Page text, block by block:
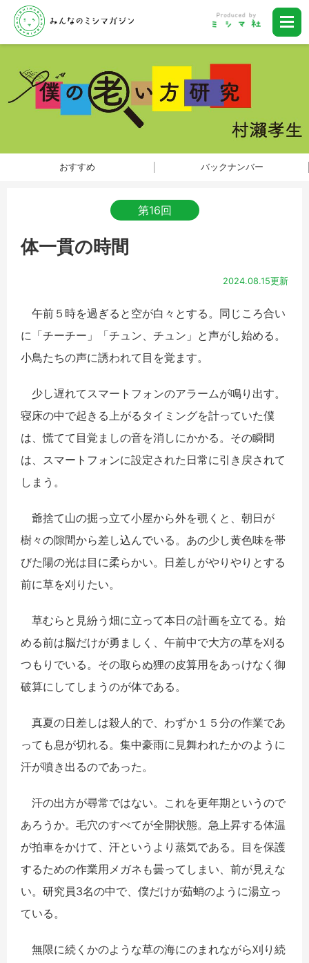
おすすめ バックナンバー
第16回
体一貫の時間
2024.08.15更新
午前５時を過ぎると空が白々とする。同じころ合い
に「チーチー」「チュン、チュン」と声がし始める。
小鳥たちの声に誘われて目を覚ます。
少し遅れてスマートフォンのアラームが鳴り出す。
寝床の中で起きる上がるタイミングを計っていた僕
は、慌てて目覚ましの音を消しにかかる。その瞬間
は、スマートフォンに設定された日常に引き戻されて
しまう。
爺捨て山の掘っ立て小屋から外を覗くと、朝日が
樹々の隙間から差し込んでいる。あの少し黄色味を帯
びた陽の光は目に柔らかい。日差しがやりやりとする
前に草を刈りたい。
草むらと見紛う畑に立って本日の計画を立てる。始
める前は脳だけが勇ましく、午前中で大方の草を刈る
つもりでいる。その取らぬ狸の皮算用をあっけなく御
破算にしてしまうのが体である。
真夏の日差しは殺人的で、わずか１５分の作業であ
っても息が切れる。集中豪雨に見舞われたかのように
汗が噴き出るのであった。
汗の出方が尋常ではない。これを更年期というので
あろうか。毛穴のすべてが全開状態。急上昇する体温
が拍車をかけて、汗というより蒸気である。目を保護
するための作業用メガネも曇ってしまい、前が見えな
い。研究員3名の中で、僕だけが茹蛸のように湯立っ
ている。
無限に続くかのような草の海にのまれながら刈り続